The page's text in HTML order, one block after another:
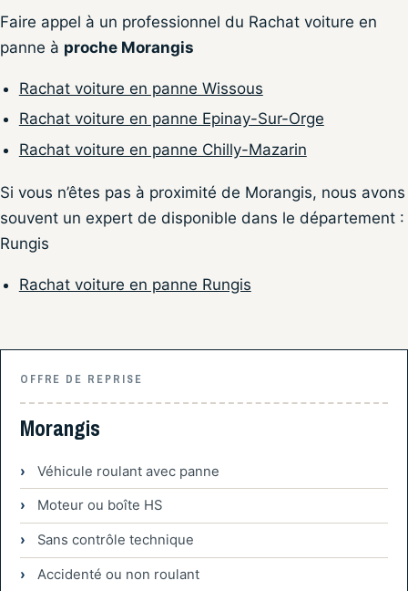
Faire appel à un professionnel du Rachat voiture en
panne à proche Morangis
Rachat voiture en panne Wissous
Rachat voiture en panne Epinay-Sur-Orge
Rachat voiture en panne Chilly-Mazarin
Si vous n’êtes pas à proximité de Morangis, nous avons
souvent un expert de disponible dans le département :
Rungis
Rachat voiture en panne Rungis
OFFRE DE REPRISE
Morangis
Véhicule roulant avec panne
Moteur ou boîte HS
Sans contrôle technique
Accidenté ou non roulant